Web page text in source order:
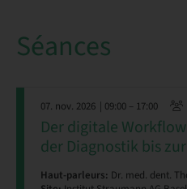
Séances
07. nov. 2026 | 09:00 – 17:00
Der digitale
der Diagnostik bis
Haut-parleurs: Dr. med. dent.